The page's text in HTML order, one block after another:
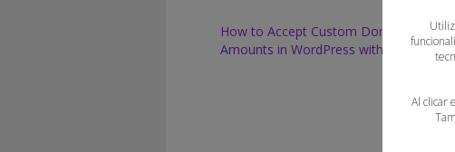
How to Accept Custom Donation
Amounts in WordPress with Stripe
Al clicar